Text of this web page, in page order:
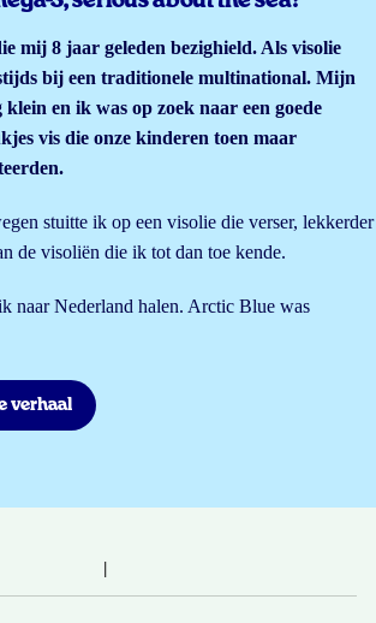
mij 8 jaar geleden bezighield. Als visolie
bij een traditionele multinational. Mijn
en ik was op zoek naar een goede
vis die onze kinderen toen maar
stuitte ik op een visolie die verser, lekkerder
de visoliën die ik tot dan toe kende.
naar Nederland halen. Arctic Blue was
verhaal